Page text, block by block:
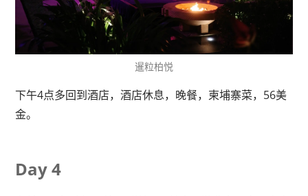
暹粒柏悦
下午4点多回到酒店，酒店休息，晚餐，柬埔寨菜，56美
金。
Day 4